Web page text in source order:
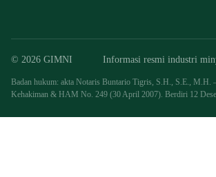
© 2026 GIMNI Informasi resmi industri
Badan hukum: akta Notaris Buntario Tigris, S.H., S.E., M.H.
Kehakiman & HAM No. 249 (30 April 2007). Berdiri 12